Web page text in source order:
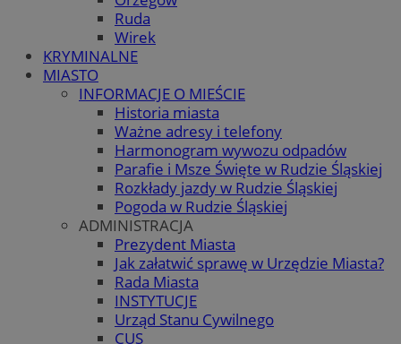
Ruda
Wirek
KRYMINALNE
MIASTO
INFORMACJE O MIEŚCIE
Historia miasta
Ważne adresy i telefony
Harmonogram wywozu odpadów
Parafie i Msze Święte w Rudzie Śląskiej
Rozkłady jazdy w Rudzie Śląskiej
Pogoda w Rudzie Śląskiej
ADMINISTRACJA
Prezydent Miasta
Jak załatwić sprawę w Urzędzie Miasta?
Rada Miasta
INSTYTUCJE
Urząd Stanu Cywilnego
CUS